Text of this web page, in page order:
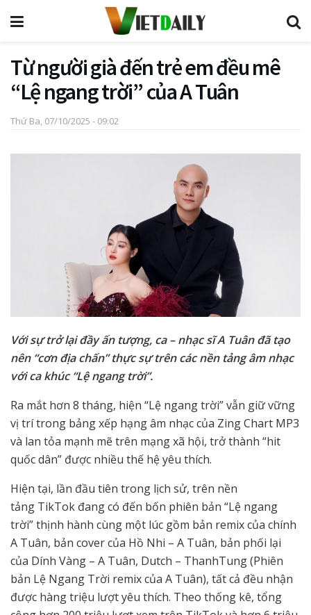
Từ người già đến trẻ em đều mê
“Lệ ngang trời” của A Tuân
Thứ Ba, 07/10/2025 - 09:02
Với sự trở lại đầy ấn tượng, ca–nhạc sĩ A Tuân đã tạo
nên “cơn địa chấn” thực sự trên các nền tảng âm nhạc
với ca khúc “Lệ ngang trời”.
Ra mắt hơn 8 tháng, hiện “Lệ ngang trời” vẫn giữ vững
vị trí trong bảng xếp hạng âm nhạc của Zing Chart MP3
và lan tỏa mạnh mẽ trên mạng xã hội, trở thành “hit
quốc dân” được nhiều thế hệ yêu thích.
Hiện tại, lần đầu tiên trong lịch sử, trên nền
tảng TikTok đang có đến bốn phiên bản “Lệ ngang
trời” thịnh hành cùng một lúc gồm bản remix của chính
A Tuân, bản cover của Hồ Nhi – A Tuân, bản phối lại
của Dính Vàng – A Tuân, Dutch – ThanhTung (Phiên
bản Lệ Ngang Trời remix của A Tuân), tất cả đều nhận
được hàng triệu lượt yêu thích. Theo thống kê, tổng